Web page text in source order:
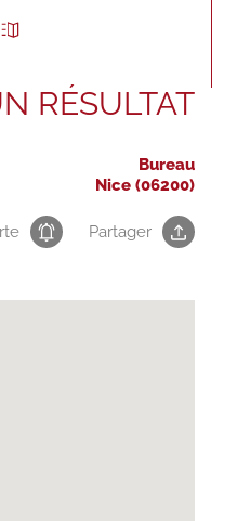
RÉSULTAT
Bureau
Nice (06200)
Partager